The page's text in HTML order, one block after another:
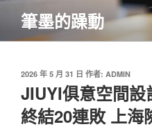
主
筆墨的躁動
發
佈
於
2026 年 5 月 31 日 作者: ADMIN
JIUYI俱意空間
終結20連敗 上海